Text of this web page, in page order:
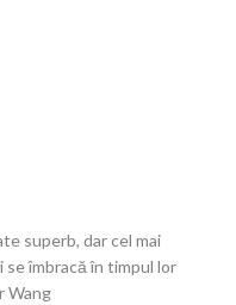
superb, dar cel mai
îmbracă în timpul lor
Wang